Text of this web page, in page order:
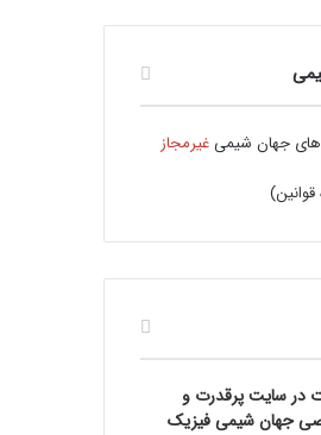
جهان شیمیغیرمجاز
)
در سایت پرقدرت و
جهان شیمی فیزیک